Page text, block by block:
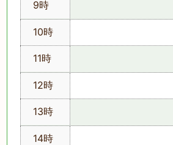
9時
10時
11時
12時
13時
14時